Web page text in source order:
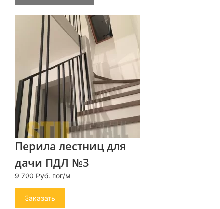
Перила лестниц для
дачи ПДЛ №3
9 700 Руб. пог/м
Заказать